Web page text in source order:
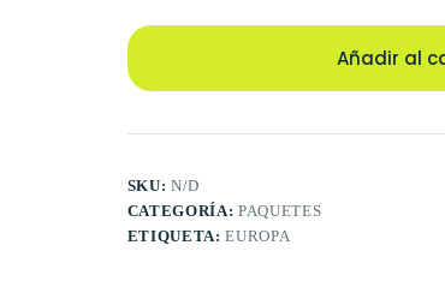
Añadir al
SKU:N/D
CATEGORÍA: PAQUETES
ETIQUETA:EUROPA